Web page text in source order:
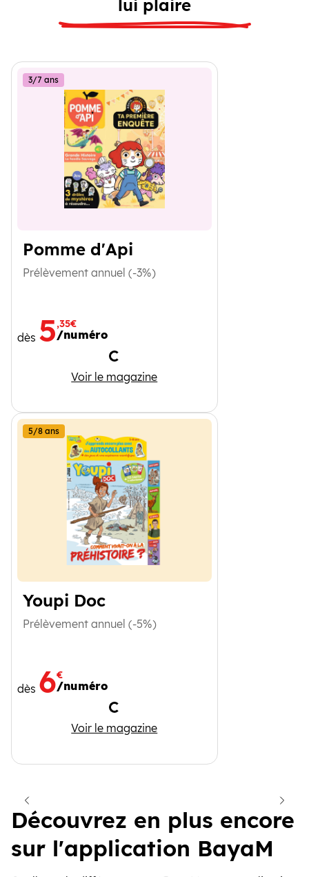
lui plaire
Pomme d'Api
3/7 ans
Prélèvement annuel (-3%)
dès 5,35€
/numéro
Voir le magazine
Pomme d'Api
Youpi Doc
5/8 ans
Prélèvement annuel (-5%)
dès 6€
/numéro
Voir le magazine
Youpi Doc
Découvrez en plus encore
sur l'application BayaM